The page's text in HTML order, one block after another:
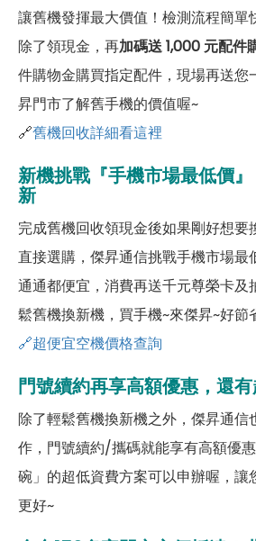
讓舊機發揮最大價值！檢測流程簡單
除了領現金，再加碼送 1,000 元配件
件購物金購買指定配件，現場再送您
昇門市了解舊手機的價值喔~
🔗舊機回收詳細看這裡
新機挑戰『手機市場最低價
新
完成舊機回收領現金後如果剛好想要
直接選購，傑昇通信挑戰手機市場最
通通都便宜，消費再送千元尊榮卡及
鬆舊機換新機，買手機~來傑昇~好節
🔗超便宜空機價格查詢
門號續約再享高額優惠，還
除了輕鬆舊機換新機之外，傑昇通信
作，門號續約/攜碼就能享有高額優
碗」的超低資費方案可以申辦喔，讓
更好~